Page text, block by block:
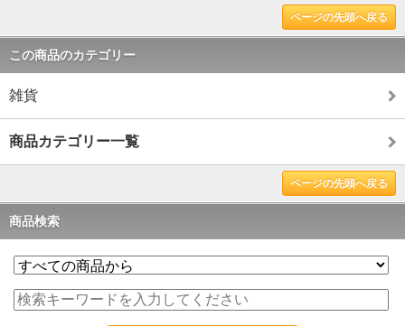
ページの先頭へ戻る
この商品のカテゴリー
雑貨
商品カテゴリー一覧
ページの先頭へ戻る
商品検索